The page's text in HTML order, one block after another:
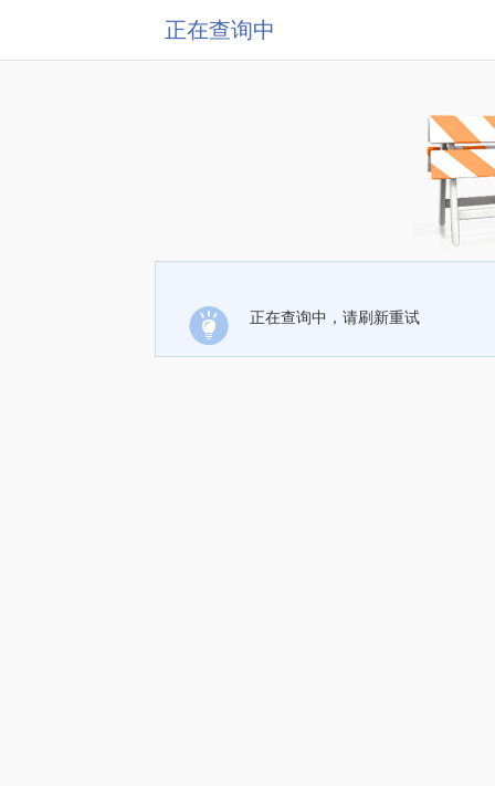
正在查询中
正在查询中，请刷新重试